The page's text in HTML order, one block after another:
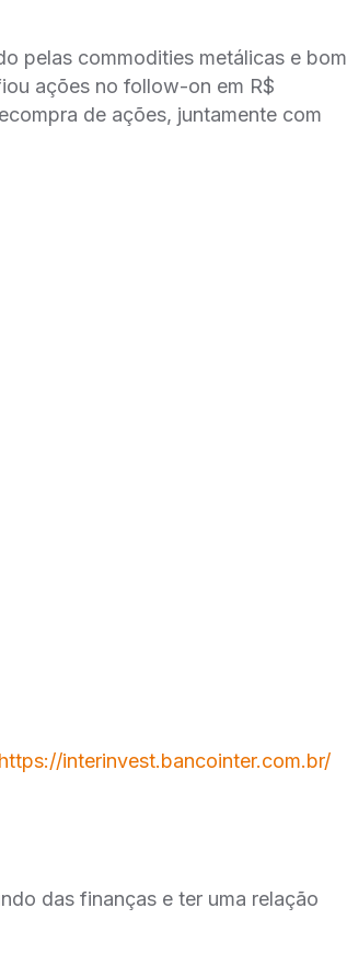
pelas commodities metálicas e bom
ações no follow-on em R$
de ações, juntamente com
https://interinvest.bancointer.com.br/
das finanças e ter uma relação